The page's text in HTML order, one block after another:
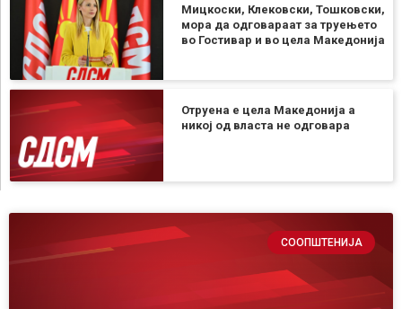
Мицкоски, Клековски, Тошковски,
мора да одговараат за труењето
во Гостивар и во цела Македонија
Отруена е цела Македонија а
никој од власта не одговара
СООПШТЕНИЈА